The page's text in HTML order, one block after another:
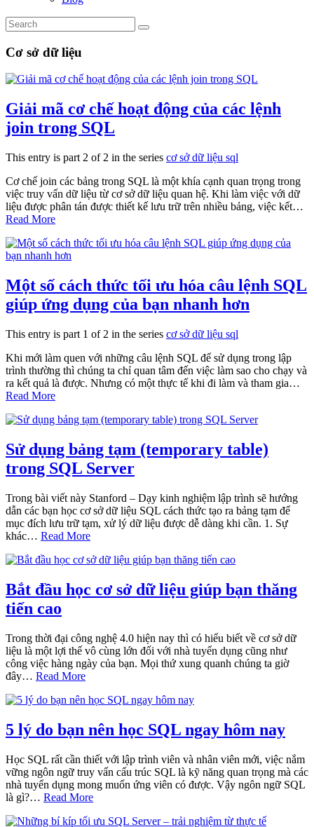
Cơ sở dữ liệu
Giải mã cơ chế hoạt động của các lệnh
join trong SQL
This entry is part 2 of 2 in the series cơ sở dữ liệu sql
Cơ chế join các bảng trong SQL là một khía cạnh quan trọng trong
việc truy vấn dữ liệu từ cơ sở dữ liệu quan hệ. Khi làm việc với dữ
liệu được phân tán được thiết kế lưu trữ trên nhiều bảng, việc kết…
Read More
Một số cách thức tối ưu hóa câu lệnh SQL
giúp ứng dụng của bạn nhanh hơn
This entry is part 1 of 2 in the series cơ sở dữ liệu sql
Khi mới làm quen với những câu lệnh SQL để sử dụng trong lập
trình thường thì chúng ta chỉ quan tâm đến việc làm sao cho chạy và
ra kết quả là được. Nhưng có một thực tế khi đi làm và tham gia…
Read More
Sử dụng bảng tạm (temporary table)
trong SQL Server
Trong bài viết này Stanford – Dạy kinh nghiệm lập trình sẽ hướng
dẫn các bạn học cơ sở dữ liệu SQL cách thức tạo ra bảng tạm để
mục đích lưu trữ tạm, xử lý dữ liệu được dễ dàng khi cần. 1. Sự
khác… Read More
Bắt đầu học cơ sở dữ liệu giúp bạn thăng
tiến cao
Trong thời đại công nghệ 4.0 hiện nay thì có hiểu biết về cơ sở dữ
liệu là một lợi thế vô cùng lớn đối với nhà tuyển dụng cũng như
công việc hàng ngày của bạn. Mọi thứ xung quanh chúng ta giờ
đây… Read More
5 lý do bạn nên học SQL ngay hôm nay
Học SQL rất cần thiết với lập trình viên và nhân viên mới, việc nắm
vững ngôn ngữ truy vấn cấu trúc SQL là kỹ năng quan trọng mà các
nhà tuyển dụng mong muốn ứng viên có được. Vậy ngôn ngữ SQL
là gì?… Read More